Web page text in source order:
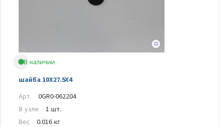
В наличии
шайба 10X27.5X4
Арт.
0GR0-062204
В узле
1 шт.
Вес
0.016 кг